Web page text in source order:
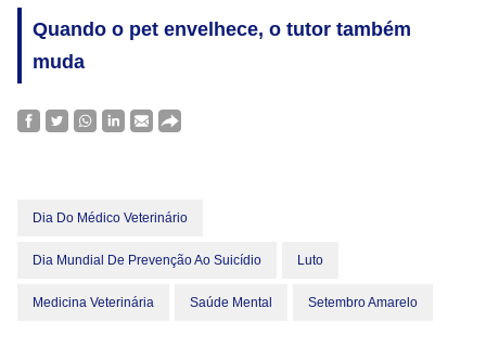
Quando o pet envelhece, o tutor também
muda
Dia Do Médico Veterinário
Dia Mundial De Prevenção Ao Suicídio Luto
Medicina Veterinária Saúde Mental Setembro Amarelo